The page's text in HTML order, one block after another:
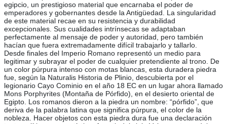
egipcio, un prestigioso material que encarnaba el poder de
emperadores y gobernantes desde la Antigüedad. La singularidad
de este material recae en su resistencia y durabilidad
excepcionales. Sus cualidades intrínsecas se adaptaban
perfectamente al mensaje de poder y autoridad, pero también
hacían que fuera extremadamente difícil trabajarlo y tallarlo.
Desde finales del Imperio Romano representó un medio para
legitimar y subrayar el poder de cualquier pretendiente al trono. De
un color púrpura intenso con motas blancas, esta duradera piedra
fue, según la Naturalis Historia de Plinio, descubierta por el
legionario Cayo Cominio en el año 18 EC en un lugar ahora llamado
Mons Porphyrites (Montaña de Pórfido), en el desierto oriental de
Egipto. Los romanos dieron a la piedra un nombre: “pórfido”, que
deriva de la palabra latina que significa púrpura, el color de la
nobleza. Hacer objetos con esta piedra dura fue una declaración